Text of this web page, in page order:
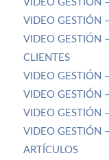
VIDEO GESTIÓN
VIDEO GESTIÓN
VIDEO GESTIÓN
CLIENTES
VIDEO GESTIÓN
VIDEO GESTIÓN
VIDEO GESTIÓN
VIDEO GESTIÓN
ARTÍCULOS